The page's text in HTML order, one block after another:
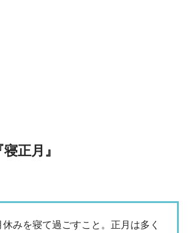
正月』
みを寝て過ごすこと。正月は多く